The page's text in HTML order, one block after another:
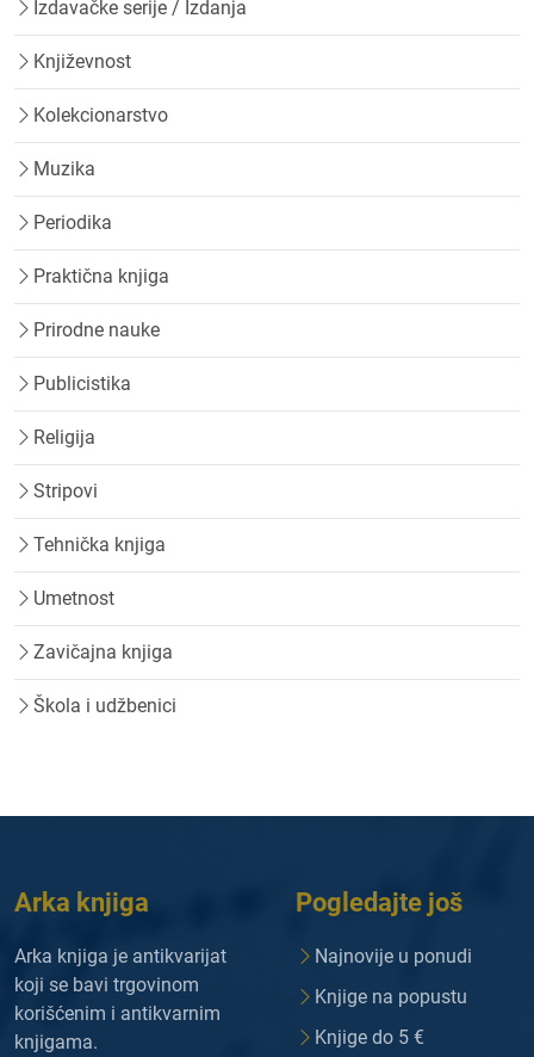
Izdavačke serije / Izdanja
Književnost
Kolekcionarstvo
Muzika
Periodika
Praktična knjiga
Prirodne nauke
Publicistika
Religija
Stripovi
Tehnička knjiga
Umetnost
Zavičajna knjiga
Škola i udžbenici
Arka knjiga
Arka knjiga je antikvarijat
koji se bavi trgovinom
korišćenim i antikvarnim
knjigama.
Pogledajte još
Najnovije u ponudi
Knjige na popustu
Knjige do 5 €